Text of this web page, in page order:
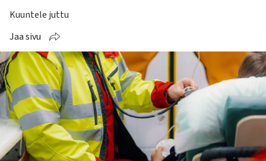
Kuuntele juttu
Jaa sivu